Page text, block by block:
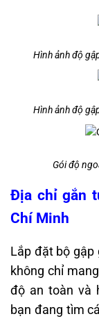
Hình ảnh độ
Hình ảnh độ
Gói độ
Địa chỉ gắn
Chí Minh
Lắp đặt bộ gập
không chỉ
độ an toàn và
bạn đang tìm